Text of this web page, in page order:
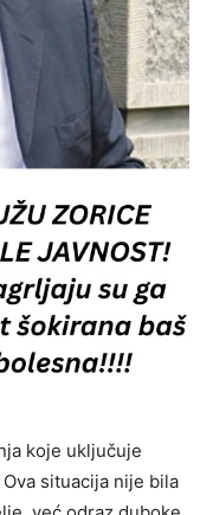
koje uključuje
situacija nije bila